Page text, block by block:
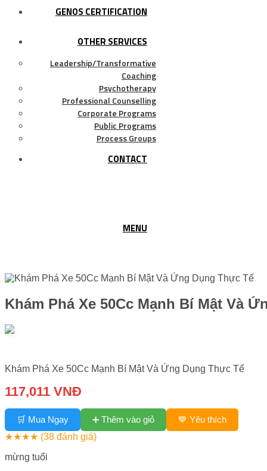
GENOS CERTIFICATION
OTHER SERVICES
Leadership/Transformative
Coaching
Psychotherapy
Professional Counselling
Corporate Programs
Public Programs
Process Groups
CONTACT
MENU
Khám Phá Xe 50Cc Mạnh Bí Mật Và
Khám Phá Xe 50Cc Mạnh Bí Mật Và Ứng Dụng Thực Tế
117,011 VNĐ
🛒 Mua Ngay ➕ Thêm vào giỏ
💙 Yêu thích
★★★★ (38 đánh giá)
mừng tuổi